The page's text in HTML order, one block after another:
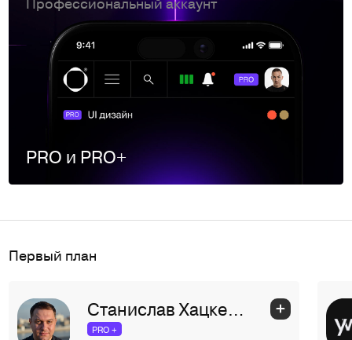
PRO и PRO+
Первый план
Станислав Хацкевич
PRO +